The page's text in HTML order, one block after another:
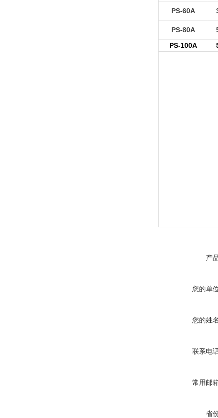
PS-60A
PS-80A
PS-100A
产
您的单
您的姓
联系电
常用邮
省